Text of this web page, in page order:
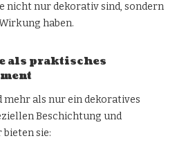
nicht nur dekorativ sind, sondern
haben.
als praktisches
als nur ein dekoratives
Beschichtung und
sie: